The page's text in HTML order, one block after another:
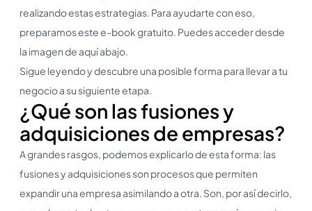
realizando estas estrategias. Para ayudarte con eso,
preparamos este e-book gratuito. Puedes acceder desde
la imagen de aquí abajo.
Sigue leyendo y descubre una posible forma para llevar a tu
negocio a su siguiente etapa.
¿Qué son las fusiones y
adquisiciones de empresas?
A grandes rasgos, podemos explicarlo de esta forma: las
fusiones y adquisiciones son procesos que permiten
expandir una empresa asimilando a otra. Son, por así decirlo,